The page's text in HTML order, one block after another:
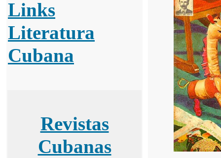
Links
Literatura
Cubana
Revistas
Cubanas